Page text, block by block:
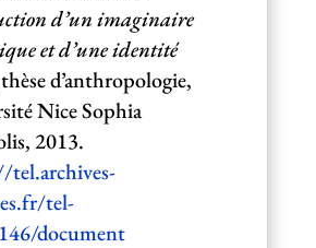
d’un imaginaire
et d’une identité
d’anthropologie,
Nice Sophia
2013.
tel-
document